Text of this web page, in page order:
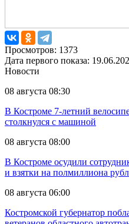
Просмотров: 1373
Дата первого показа:
Новости
08 августа 08:30
В Костроме 7-летний
столкнулся с машиной
08 августа 08:00
В Костроме осудили
и взятки на полмиллиона
08 августа 06:00
Костромской губернатор